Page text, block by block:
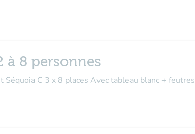
à 8 personnes
Séquoia C 3 x 8 places Avec tableau blanc + feutres